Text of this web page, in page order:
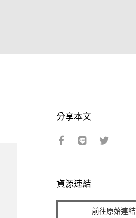
分享本文
資源連結
前往原始連結